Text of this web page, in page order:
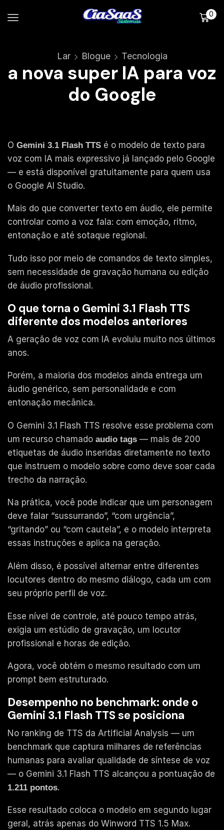
0
Lar Blogue Tecnologia
a nova super IA para voz
do Google
O Gemini 3.1 Flash TTS é o modelo de texto para
voz com IA mais expressivo já lançado pelo Google
— e está disponível gratuitamente para quem usa
o Google AI Studio.
Mais do que converter texto em áudio, ele permite
controlar como a voz fala: com emoção, ritmo,
entonação e até sotaque regional.
Tudo isso por meio de comandos de texto simples,
sem necessidade de gravação humana ou edição
de áudio profissional.
O que torna o Gemini 3.1 Flash TTS
diferente dos modelos anteriores
A geração de voz com IA evoluiu muito nos últimos
anos.
Porém, a maioria dos modelos ainda entrega um
áudio genérico, sem personalidade e com
entonação mecânica.
O Gemini 3.1 Flash TTS resolve esse problema com
um recurso chamado audio tags — mais de 200
etiquetas de áudio inseridas diretamente no texto
que instruem o modelo sobre como deve soar cada
trecho da narração.
Na prática, você pode indicar que um personagem
deve falar “sussurrando”, “com urgência”,
“gritando” ou “com cautela”, e o modelo interpreta
essas instruções e aplica na geração.
Além disso, é possível alternar entre diferentes
locutores dentro do mesmo diálogo, cada um com
seu próprio perfil de voz.
Esse nível de controle, até pouco tempo atrás,
exigia um estúdio de gravação, um locutor
profissional e horas de edição.
Agora, você obtém o mesmo resultado com um
prompt bem estruturado.
Desempenho no benchmark: onde o
Gemini 3.1 Flash TTS se posiciona
No ranking de TTS da Artificial Analysis — um
benchmark que captura milhares de referências
humanas para avaliar qualidade de síntese de voz
— o Gemini 3.1 Flash TTS alcançou a pontuação de
1.211 pontos.
Esse resultado coloca o modelo em segundo lugar
geral, atrás apenas do Winword TTS 1.5 Max.